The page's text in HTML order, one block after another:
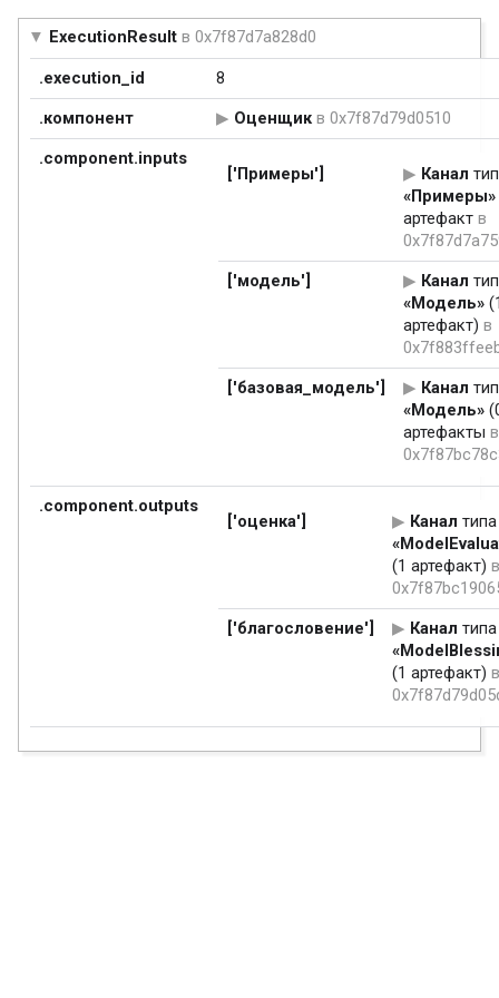
ExecutionResult в 0x7f87d7a828d0
.execution_id
8
.компонент
Оценщик в 0x7f87d79d0510
.component.inputs
['Примеры'] Канал
«Примеры»
артефакт в
['модель']
Канал
«Модель»
артефакт) в
['базовая_модель']
Канал
«Модель»
артефакты в
.component.outputs
['оценка'] Канал типа
(1 артефакт) в
['благословение']
Канал типа
(1 артефакт) в